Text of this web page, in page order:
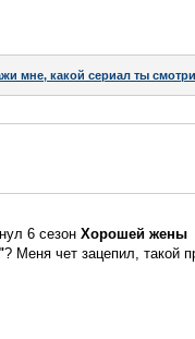
мне, какой сериал ты
6 сезон Хорошей жены
? Меня чет зацепил, такой